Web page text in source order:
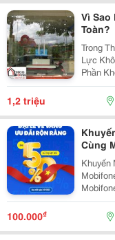
Vì
Toàn?
Trong
Lực
Phần
Trình
Sang
Nhiên,
1,2 triệu
Cùng
Khuyến
Mobifone - Đón Đại Lễ Kỷ Niệm 80 Năm Quốc
Riêng Cho
100.000₫